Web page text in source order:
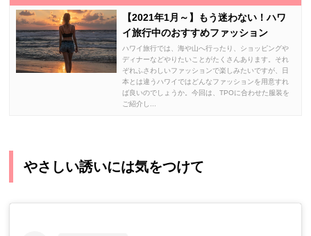
【2021年1月～】もう迷わない！ハワ
イ旅行中のおすすめファッション
ハワイ旅行では、海や山へ行ったり、ショッピングや
ディナーなどやりたいことがたくさんあります。それ
ぞれふさわしいファッションで楽しみたいですが、日
本とは違うハワイではどんなファッションを用意すれ
ば良いのでしょうか。今回は、TPOに合わせた服装を
ご紹介し...
やさしい誘いには気をつけて